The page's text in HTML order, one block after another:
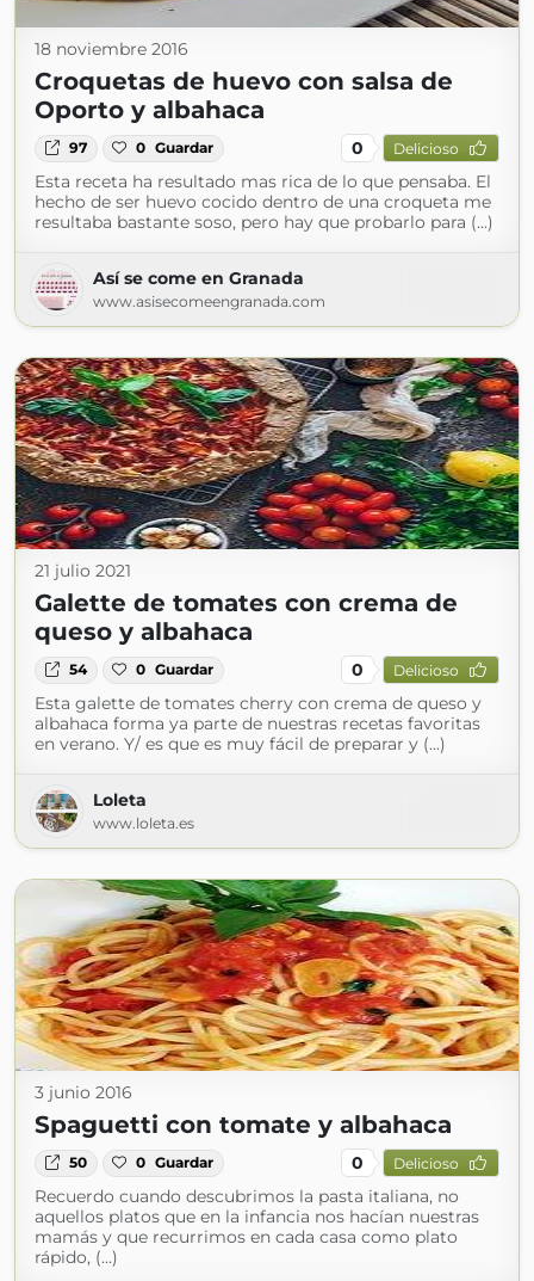
18 noviembre 2016
Croquetas de huevo con salsa de
Oporto y albahaca
97 0 Guardar 0 Delicioso
Esta receta ha resultado mas rica de lo que pensaba. El
hecho de ser huevo cocido dentro de una croqueta me
resultaba bastante soso, pero hay que probarlo para (...)
Así se come en Granada
www.asisecomeengranada.com
21 julio 2021
Galette de tomates con crema de
queso y albahaca
54 0 Guardar 0 Delicioso
Esta galette de tomates cherry con crema de queso y
albahaca forma ya parte de nuestras recetas favoritas
en verano. Y/ es que es muy fácil de preparar y (...)
Loleta
www.loleta.es
3 junio 2016
Spaguetti con tomate y albahaca
50 0 Guardar 0 Delicioso
Recuerdo cuando descubrimos la pasta italiana, no
aquellos platos que en la infancia nos hacían nuestras
mamás y que recurrimos en cada casa como plato
rápido, (...)